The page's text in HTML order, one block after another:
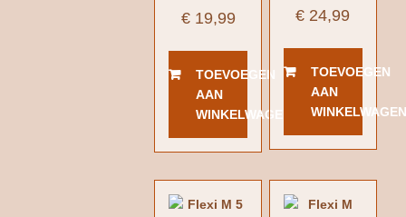
€19,99
TOEVOEGEN
AAN
WINKELWAGEN
€ 24,99
TOEVOEGEN
AAN
WINKELWAGEN